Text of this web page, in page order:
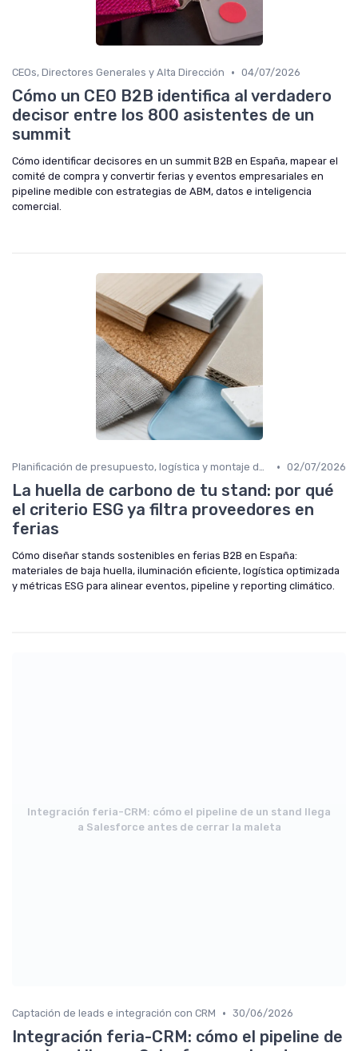
CEOs, Directores Generales y Alta Dirección • 04/07/2026
Cómo un CEO B2B identifica al verdadero
decisor entre los 800 asistentes de un
summit
Cómo identificar decisores en un summit B2B en España, mapear el
comité de compra y convertir ferias y eventos empresariales en
pipeline medible con estrategias de ABM, datos e inteligencia
comercial.
Planificación de presupuesto, logística y montaje de stand • 02/07/2026
La huella de carbono de tu stand: por qué
el criterio ESG ya filtra proveedores en
ferias
Cómo diseñar stands sostenibles en ferias B2B en España:
materiales de baja huella, iluminación eficiente, logística optimizada
y métricas ESG para alinear eventos, pipeline y reporting climático.
Integración feria-CRM: cómo el pipeline de un stand llega
a Salesforce antes de cerrar la maleta
Captación de leads e integración con CRM • 30/06/2026
Integración feria-CRM: cómo el pipeline de